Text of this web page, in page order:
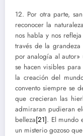
12. Por otra parte,
reconocer la
nos habla y nos
través de la
por analogía al autor»
se hacen visibles
la creación del
convento siempre se
que crecieran las
admiraran pudieran
belleza[21]. El mundo
un misterio gozoso